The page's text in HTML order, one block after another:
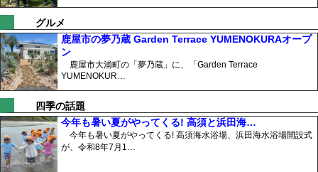
グルメ
鹿屋市の夢乃蔵 Garden Terrace YUMENOKURAオープ
ン
鹿屋市大浦町の「夢乃蔵」に、「Garden Terrace
YUMENOKUR…
四季の話題
今年も暑い夏がやってくる! 高須と浜田海…
今年も暑い夏がやってくる! 高須海水浴場、浜田海水浴場開設式
が、令和8年7月1…